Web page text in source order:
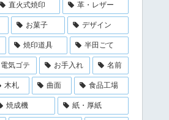
直火式焼印 革・レザー
お菓子 デザイン
焼印道具 半田ごて
電気ゴテ お手入れ 名前
木札 曲面 食品工場
焼成機 紙・厚紙